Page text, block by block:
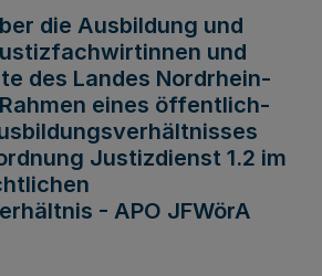
die Ausbildung und
und
des Landes Nordrhein-
eines öffentlich-
Justizdienst 1.2 im
- APO JFWörA